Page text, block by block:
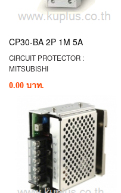
CP30-BA 2P 1M 5A
CIRCUIT PROTECTOR :
MITSUBISHI
0.00 บาท.